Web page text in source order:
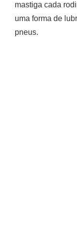
mastiga cada
uma forma de
pneus.